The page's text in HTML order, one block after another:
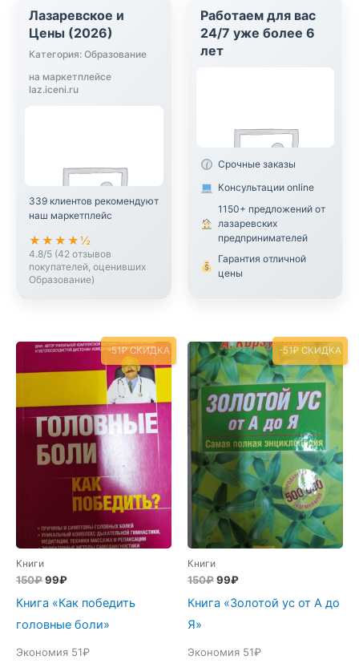
Лазаревское и
Цены (2026)
Категория: Образование
на маркетплейсе
laz.iceni.ru
339 клиентов рекомендуют
наш маркетплейс
★★★★½
4.8/5 (42 отзывов
покупателей, оценивших
Образование)
Работаем для вас
24/7 уже более 6
лет
Срочные заказы
Консультации online
1150+ предложений от
лазаревских
предпринимателей
Гарантия отличной
цены
-51₽ СКИДКА
Книги
150₽Первоначальная
составляла
150₽.
99₽Текущая
99₽.
Книга «Как победить
головные боли»
Экономия 51₽
-51₽ СКИДКА
Книги
150₽Первоначальная
составляла
99₽Текущая
99₽.
Книга «Золотой ус от А до
Я»
Экономия 51₽